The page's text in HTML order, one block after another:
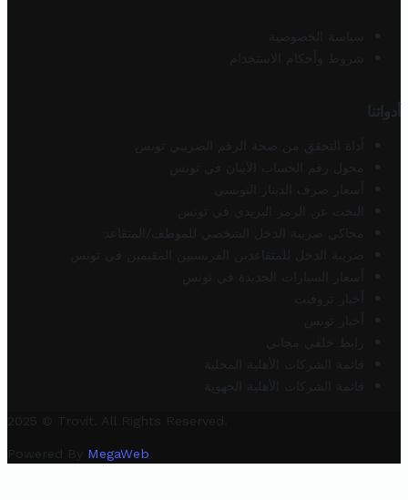
سياسة الخصوصية
شروط وأحكام الاستخدام
أدواتنا
أداة التحقق من صحة الرقم الضريبي تونس
محول رقم الحساب الآيبان في تونس
أسعار صرف الدينار التونسي
البحث عن الرمز البريدي في تونس
محاكي ضريبة الدخل الشخصي للموظف/المتقاعد
ضريبة الدخل للمتقاعدين الفرنسيين المقيمين في تونس
أسعار السيارات الجديدة في تونس
أخبار تروفيت
أخبار تونس
رابط خلفي مجاني
قائمة الشركات الأهلية المحلية
قائمة الشركات الأهلية الجهوية
2025 © Trovit. All Rights Reserved.
Powered By MegaWeb